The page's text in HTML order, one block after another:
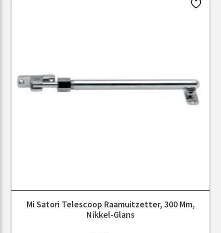
Mi Satori Telescoop Raamuitzetter, 300 Mm,
Nikkel-Glans